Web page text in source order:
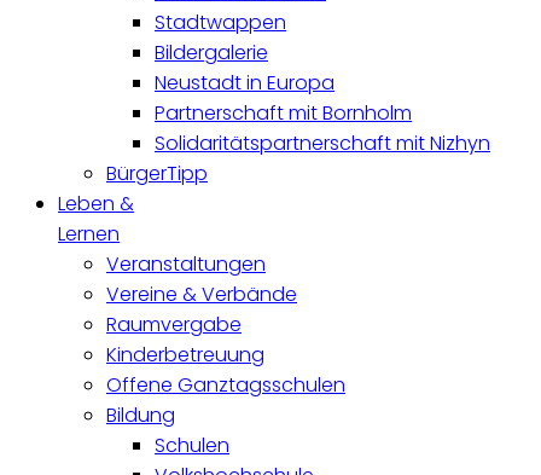
Stadtwappen
Bildergalerie
Neustadt in Europa
Partnerschaft mit Bornholm
Solidaritätspartnerschaft mit Nizhyn
BürgerTipp
Leben &
Lernen
Veranstaltungen
Vereine & Verbände
Raumvergabe
Kinderbetreuung
Offene Ganztagsschulen
Bildung
Schulen